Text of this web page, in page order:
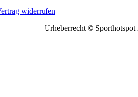
widerrufen
Urheberrecht © Sporthotspot